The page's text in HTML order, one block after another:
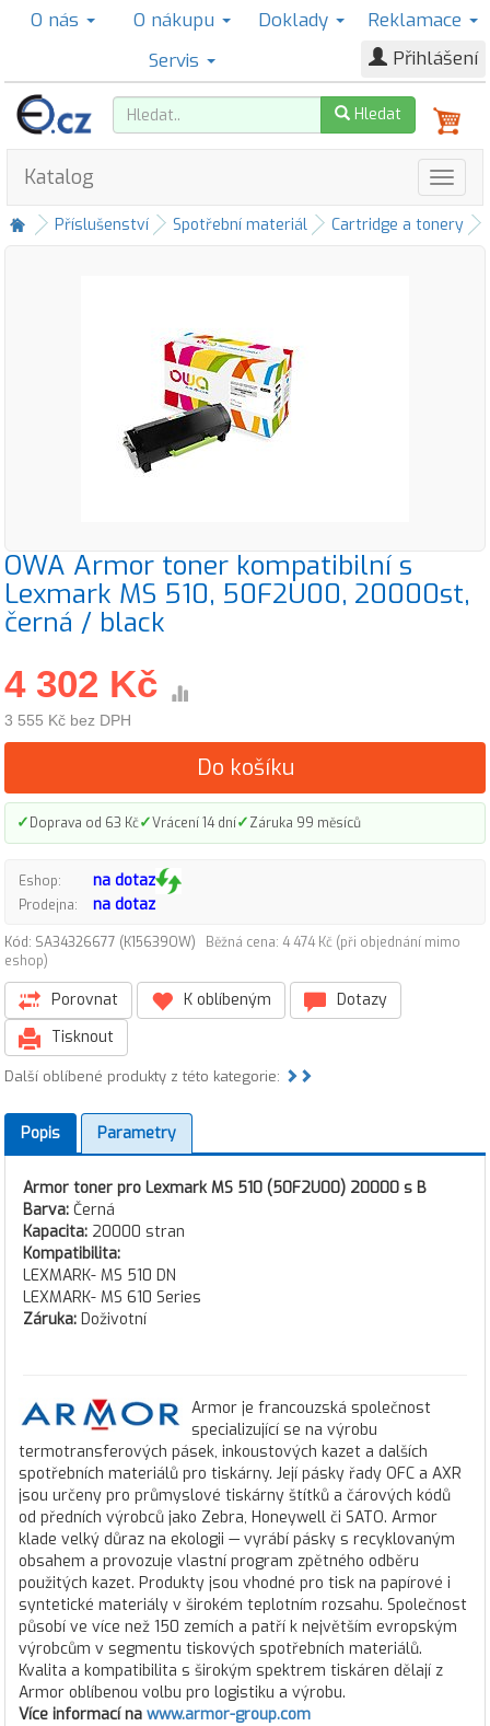
O nás O nákupu Doklady
Reklamace
Servis
Přihlášení
Hledat
Katalog
Příslušenství Spotřební materiál Cartridge a tonery
OWA Armor toner kompatibilní s
Lexmark MS 510, 50F2U00, 20000st,
černá / black
4 302 Kč
3 555 Kč bez DPH
Do košíku
✓Doprava od 63 Kč✓Vrácení 14 dní✓Záruka 99 měsíců
Eshop: na dotaz
Prodejna: na dotaz
Kód: SA34326677 (K15639OW)
Běžná cena: 4 474 Kč (při objednání mimo
eshop)
Porovnat K oblíbeným
Dotazy
Tisknout
Další oblíbené produkty z této kategorie:
Popis Parametry
Armor toner pro Lexmark MS 510 (50F2U00) 20000 s B
Barva: Černá
Kapacita: 20000 stran
Kompatibilita:
LEXMARK- MS 510 DN
LEXMARK- MS 610 Series
Záruka: Doživotní
Armor je francouzská společnost
specializující se na výrobu
termotransferových pásek, inkoustových kazet a dalších
spotřebních materiálů pro tiskárny. Její pásky řady OFC a AXR
jsou určeny pro průmyslové tiskárny štítků a čárových kódů
od předních výrobců jako Zebra, Honeywell či SATO. Armor
klade velký důraz na ekologii — vyrábí pásky s recyklovaným
obsahem a provozuje vlastní program zpětného odběru
použitých kazet. Produkty jsou vhodné pro tisk na papírové i
syntetické materiály v širokém teplotním rozsahu. Společnost
působí ve více než 150 zemích a patří k největším evropským
výrobcům v segmentu tiskových spotřebních materiálů.
Kvalita a kompatibilita s širokým spektrem tiskáren dělají z
Armor oblíbenou volbu pro logistiku a výrobu.
Více informací na www.armor-group.com